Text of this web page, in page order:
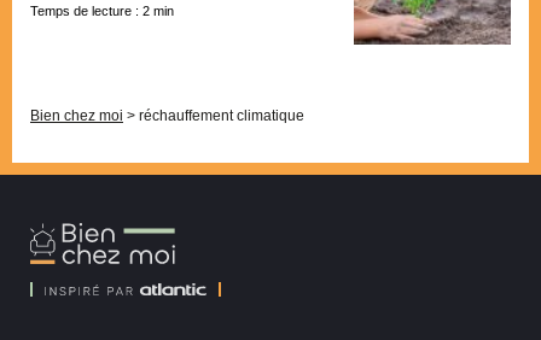
Temps de lecture : 2 min
Bien chez moi > réchauffement climatique
Bien
Chez